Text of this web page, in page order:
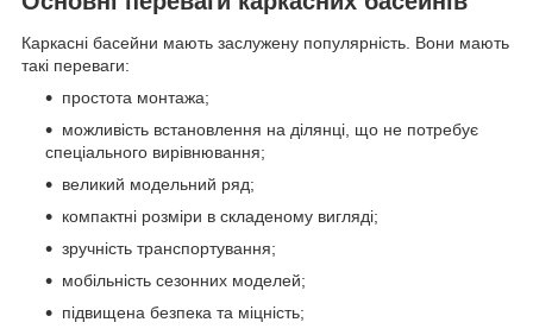
Каркасні басейни мають заслужену популярність. Вони мають
такі переваги:
простота монтажа;
можливість встановлення на ділянці, що не потребує
спеціального вирівнювання;
великий модельний ряд;
компактні розміри в складеному вигляді;
зручність транспортування;
мобільність сезонних моделей;
підвищена безпека та міцність;